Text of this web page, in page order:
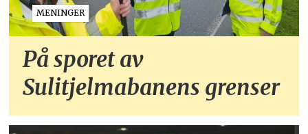
MENINGER
På sporet av
Sulitjelmabanens grenser